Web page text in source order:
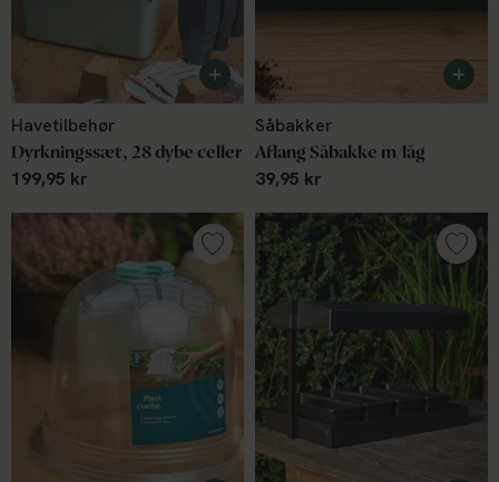
Havetilbehør
Dyrkningssæt, 28 dybe celler
199,95 kr
Såbakker
Aflang Såbakke m/låg
39,95 kr